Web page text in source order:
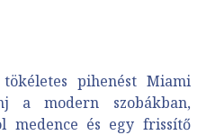
pihenést Miami
a modern szobákban,
medence és egy frissítő